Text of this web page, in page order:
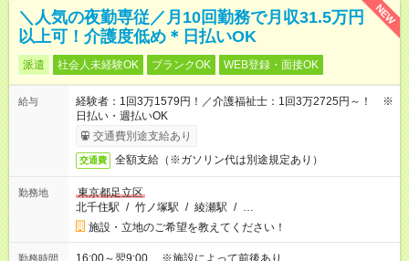
NEW
＼人気の夜勤専従／月10回勤務で月収31.5万円
以上可！介護度低め＊日払いOK
派遣 社会人未経験OK ブランクOK WEB登録・面接OK
給与
経験者：1回3万1579円！／介護福祉士：1回3万2725円～！ ※
日払い・週払いOK
交通費別途支給あり
交通費 全額支給（※ガソリン代は別途規定あり）
勤務地
東京都足立区
北千住駅 / 竹ノ塚駅 / 綾瀬駅 / …
施設・立地のご希望を教えてください！
勤務時間 16:00～翌9:00 ※施設によって前後あり